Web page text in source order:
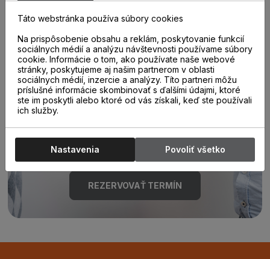
Poraďte sa s
odborníkom u nás na
predajni.
REZERVOVAŤ TERMÍN
Táto webstránka používa súbory cookies
Na prispôsobenie obsahu a reklám, poskytovanie funkcií
sociálnych médií a analýzu návštevnosti používame súbory
cookie. Informácie o tom, ako používate naše webové
stránky, poskytujeme aj našim partnerom v oblasti
sociálnych médií, inzercie a analýzy. Títo partneri môžu
príslušné informácie skombinovať s ďalšími údajmi, ktoré
ste im poskytli alebo ktoré od vás získali, keď ste používali
ich služby.
Nastavenia Povoliť všetko